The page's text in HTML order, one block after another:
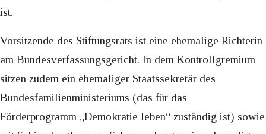
ist.
Vorsitzende des Stiftungsrats ist eine ehemalige Richterin
am Bundesverfassungsgericht. In dem Kontrollgremium
sitzen zudem ein ehemaliger Staatssekretär des
Bundesfamilienministeriums (das für das
Förderprogramm „Demokratie leben“ zuständig ist) sowie